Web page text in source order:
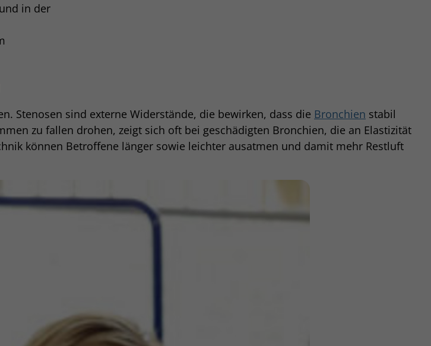
in der
Stenosen sind externe Widerstände, die bewirken, dass die Bronchien stabil
zu fallen drohen, zeigt sich oft bei geschädigten Bronchien, die an Elastizität
können Betroffene länger sowie leichter ausatmen und damit mehr Restluft